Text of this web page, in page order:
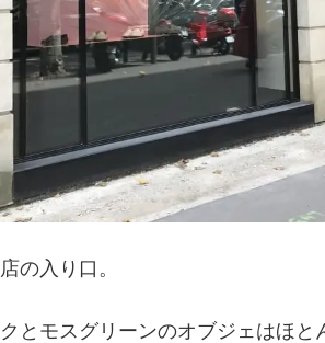
の入り口。
とモスグリーンのオブジェはほ